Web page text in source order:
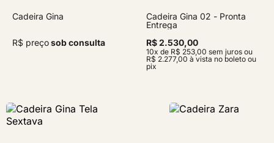
Cadeira Gina
R$ preçosob consulta
Cadeira Gina 02 - Pronta
Entrega
R$ 2.530,00
10x de R$ 253,00 sem juros ou
R$ 2.277,00 à vista no boleto ou
pix